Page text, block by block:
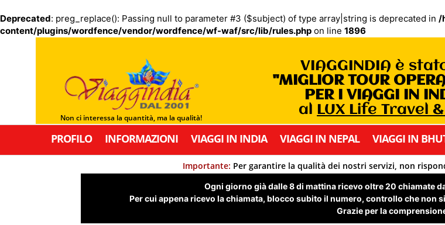
Deprecated: preg_replace(): Passing null to parameter #3 ($subject) of type array|string is deprecated in /
content/plugins/wordfence/vendor/wordfence/wf-waf/src/lib/rules.php on line 1896
Non ci interessa la quantità, ma la qualità!
VIAGGINDIA è
"MIGLIOR TOUR
PER I VIAGGI IN
al LUX Life Travel
PROFILO INFORMAZIONI VIAGGI IN INDIA VIAGGI IN NEPAL VIAGGI IN
Importante: Per garantire la qualità dei nostri servizi, non
Ogni giorno già dalle 8 di mattina ricevo oltre 20 chiamate
Per cui appena ricevo la chiamata, blocco subito il numero, controllo che non
Grazie per la